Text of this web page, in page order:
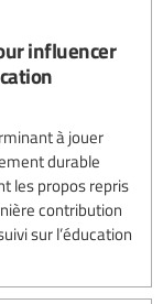
influencer
à jouer
durable
les propos repris
contribution
sur l’éducation